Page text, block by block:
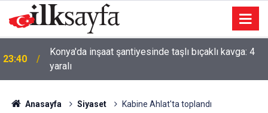
23:09
AK Parti'li Zorlu: Türk Dünyası Düşünce ve Araştırma
Merkezi’ni Keçiören’de kurma kararı aldık
Anasayfa Siyaset Kabine Ahlat'ta toplandı